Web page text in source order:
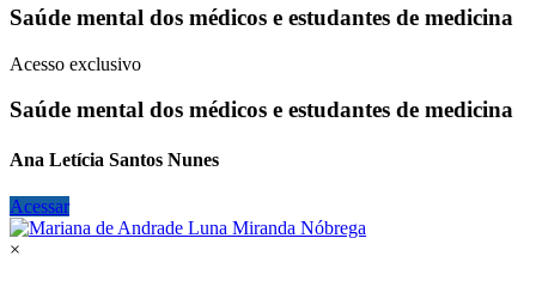
Saúde mental dos médicos e estudantes de medicina
Acesso exclusivo
Saúde mental dos médicos e estudantes de medicina
Ana Letícia Santos Nunes
Acessar
×